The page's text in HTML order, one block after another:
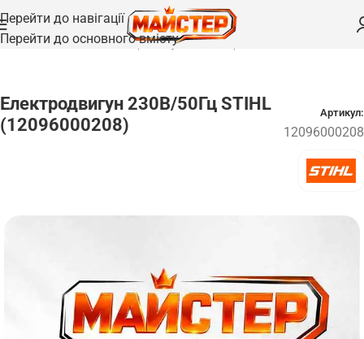
Перейти до навігації
Перейти до основного вмісту
Головна /Запчастини/Електродвигуни та електроніка
Електродвигун 230В/50Гц STIHL
(12096000208)
Артикул:
12096000208